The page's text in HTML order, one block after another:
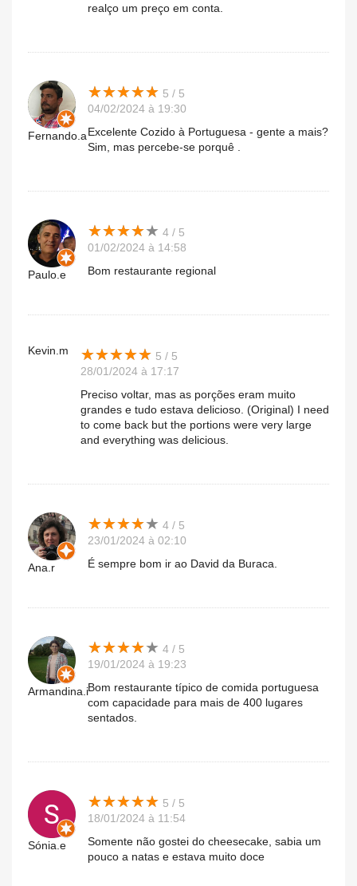
realço um preço em conta.
Fernando.a
★★★★★
★★★★★ 5 / 5
04/02/2024 à 19:30
Excelente Cozido à Portuguesa - gente a mais?
Sim, mas percebe-se porquê .
Paulo.e
★★★★★
★★★★★ 4 / 5
01/02/2024 à 14:58
Bom restaurante regional
Kevin.m ★★★★★
★★★★★ 5 / 5
28/01/2024 à 17:17
Preciso voltar, mas as porções eram muito
grandes e tudo estava delicioso. (Original) I need
to come back but the portions were very large
and everything was delicious.
Ana.r
★★★★★
★★★★★ 4 / 5
23/01/2024 à 02:10
É sempre bom ir ao David da Buraca.
Armandina.i
★★★★★
★★★★★ 4 / 5
19/01/2024 à 19:23
Bom restaurante típico de comida portuguesa
com capacidade para mais de 400 lugares
sentados.
Sónia.e
★★★★★
★★★★★ 5 / 5
18/01/2024 à 11:54
Somente não gostei do cheesecake, sabia um
pouco a natas e estava muito doce